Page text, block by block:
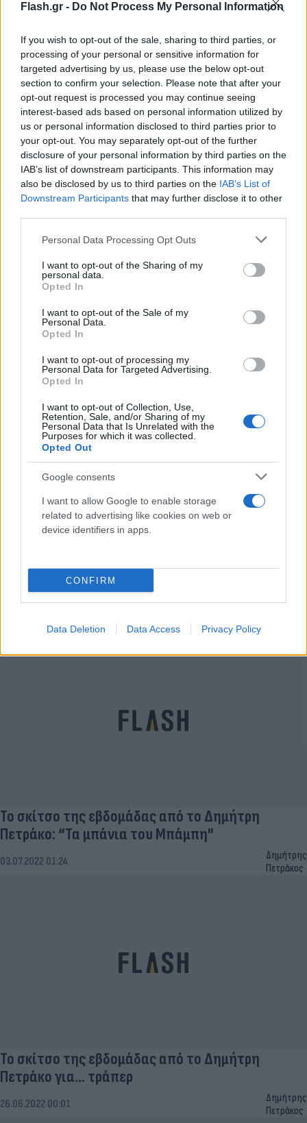
Flash.gr - Do Not Process My Personal Information
If you wish to opt-out of the sale, sharing to third parties, or
processing of your personal or sensitive information for
targeted advertising by us, please use the below opt-out
section to confirm your selection. Please note that after your
opt-out request is processed you may continue seeing
interest-based ads based on personal information utilized by
us or personal information disclosed to third parties prior to
your opt-out. You may separately opt-out of the further
disclosure of your personal information by third parties on the
IAB’s list of downstream participants. This information may
also be disclosed by us to third parties on the IAB’s List of
Downstream Participants that may further disclose it to other
Please note that this website/app uses one or more Google
not limited to your visit or usage behaviour. You may click to
grant or deny consent to Google and its third-party tags to
use your data for below specified purposes in below Google
consent section.
Personal Data Processing Opt Outs
I want to opt-out of the Sharing of my
personal data.
Opted In
I want to opt-out of the Sale of my
Personal Data.
Opted In
I want to opt-out of processing my
Personal Data for Targeted Advertising.
Opted In
I want to opt-out of Collection, Use,
Retention, Sale, and/or Sharing of my
Personal Data that Is Unrelated with the
Purposes for which it was collected.
Opted Out
Google consents
I want to allow Google to enable storage
related to advertising like cookies on web or
device identifiers in apps.
CONFIRM
Data Deletion Data Access Privacy Policy
Το σκίτσο της εβδομάδας για τις φωτιές από το
Δημήτρη Πετράκο
24.07.2022 10:49
Δημήτρης
Το σκίτσο της εβδομάδας από το Δημήτρη
17.07.2022 09:21
Το σκίτσο της εβδομάδας από το Δημήτρη
Πετράκο: "Η Διώρυγα και ο Μωυσής"
Το σκίτσο της εβδομάδας από το Δημήτρη
Πετράκο: “Τα μπάνια του Μπάμπη"
03.07.2022 01:24
Δημήτρης
Πετράκος
Το σκίτσο της εβδομάδας από το Δημήτρη
Πετράκο για... τράπερ
26.06.2022 00:01
Δημήτρης
Πετράκος